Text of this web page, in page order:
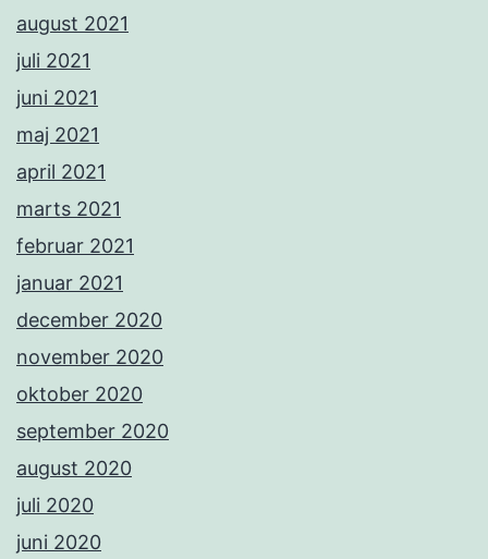
august 2021
juli 2021
juni 2021
maj 2021
april 2021
marts 2021
februar 2021
januar 2021
december 2020
november 2020
oktober 2020
september 2020
august 2020
juli 2020
juni 2020